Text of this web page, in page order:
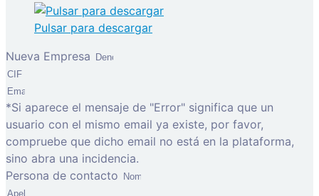
Pulsar para descargar
Nueva Empresa
*Si aparece el mensaje de "Error" significa que un
usuario con el mismo email ya existe, por favor,
compruebe que dicho email no está en la plataforma,
sino abra una incidencia.
Persona de contacto